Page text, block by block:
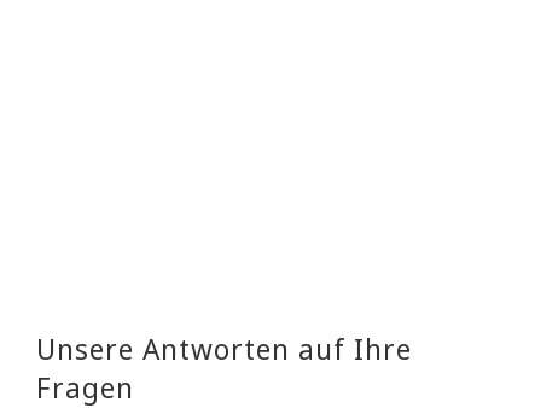
Unsere Antworten auf Ihre
Fragen